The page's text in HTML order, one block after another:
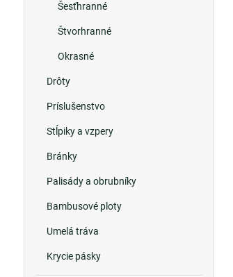
Šesťhranné
Štvorhranné
Okrasné
Drôty
Príslušenstvo
Stĺpiky a vzpery
Bránky
Palisády a obrubníky
Bambusové ploty
Umelá tráva
Krycie pásky